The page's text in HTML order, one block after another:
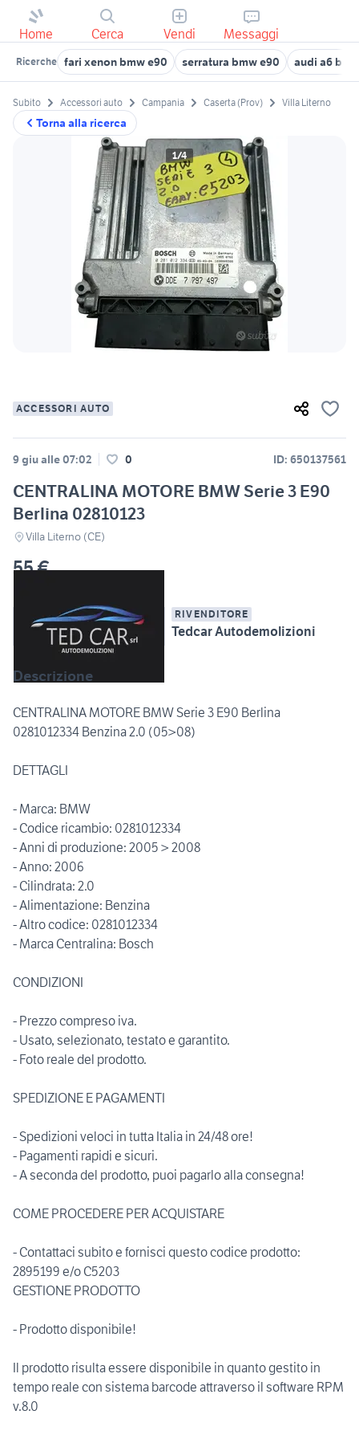
Home Cerca Vendi Messaggi
Ricerche fari xenon bmw e90 serratura bmw e90 audi a6
Torna alla ricerca
Subito Accessori auto Campania Caserta (Prov) Villa Literno
1/4
ACCESSORI AUTO
9 giu alle 07:02 0 ID: 650137561
CENTRALINA MOTORE BMW Serie 3 E90
Berlina 02810123
Villa Literno (CE)
55 €
RIVENDITORE
Tedcar Autodemolizioni
Descrizione
CENTRALINA MOTORE BMW Serie 3 E90 Berlina
0281012334 Benzina 2.0 (05>08)
DETTAGLI
- Marca: BMW
- Codice ricambio: 0281012334
- Anni di produzione: 2005 > 2008
- Anno: 2006
- Cilindrata: 2.0
- Alimentazione: Benzina
- Altro codice: 0281012334
- Marca Centralina: Bosch
CONDIZIONI
- Prezzo compreso iva.
- Usato, selezionato, testato e garantito.
- Foto reale del prodotto.
SPEDIZIONE E PAGAMENTI
- Spedizioni veloci in tutta Italia in 24/48 ore!
- Pagamenti rapidi e sicuri.
- A seconda del prodotto, puoi pagarlo alla consegna!
COME PROCEDERE PER ACQUISTARE
- Contattaci subito e fornisci questo codice prodotto:
2895199 e/o C5203
GESTIONE PRODOTTO
- Prodotto disponibile!
Il prodotto risulta essere disponibile in quanto gestito in
tempo reale con sistema barcode attraverso il software RPM
v.8.0